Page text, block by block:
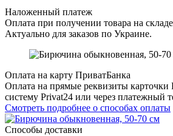
Наложенный платеж
Оплата при получении товара на
Актуально для заказов по Украине.
Оплата на карту ПриватБанка
Оплата на прямые реквизиты карточки
систему Privat24 или через платежный
Смотреть подробнее о способах оплаты
Способы доставки